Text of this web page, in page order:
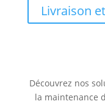
Livraison
Découvrez nos
la maintenance